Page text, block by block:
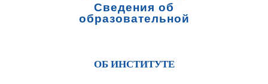
Сведения об
образовательной
ОБ ИНСТИТУТЕ